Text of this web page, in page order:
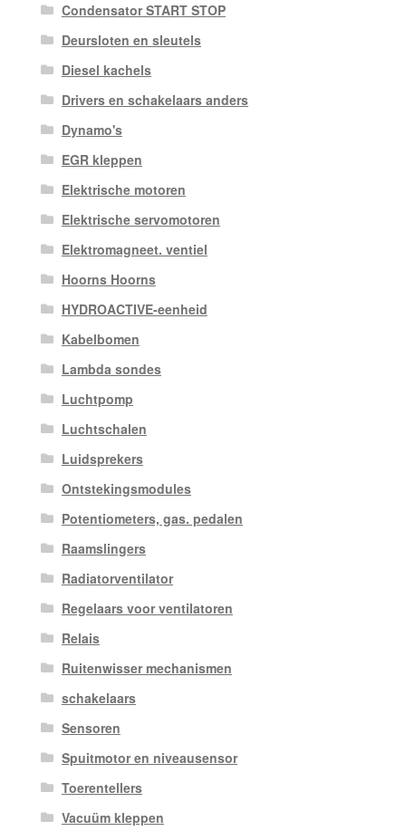
Condensator START STOP
Deursloten en sleutels
Diesel kachels
Drivers en schakelaars anders
Dynamo's
EGR kleppen
Elektrische motoren
Elektrische servomotoren
Elektromagneet. ventiel
Hoorns Hoorns
HYDROACTIVE-eenheid
Kabelbomen
Lambda sondes
Luchtpomp
Luchtschalen
Luidsprekers
Ontstekingsmodules
Potentiometers, gas. pedalen
Raamslingers
Radiatorventilator
Regelaars voor ventilatoren
Relais
Ruitenwisser mechanismen
schakelaars
Sensoren
Spuitmotor en niveausensor
Toerentellers
Vacuüm kleppen